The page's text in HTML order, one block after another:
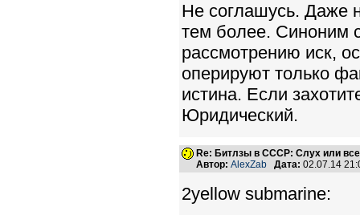
Не соглашусь. Даже
тем более. Синоним
рассмотрению иск,
оперируют только
истина. Если
Юридический.
Re: Битлзы в СССР: Слух или
Автор: AlexZab Дата: 02.07.14
2yellow submarine: